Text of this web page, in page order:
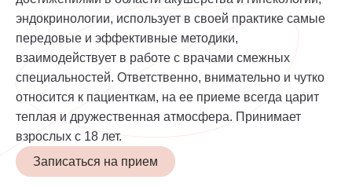
эндокринологии, использует в своей практике самые
передовые и эффективные методики,
взаимодействует в работе с врачами смежных
специальностей. Ответственно, внимательно и чутко
относится к пациенткам, на ее приеме всегда царит
теплая и дружественная атмосфера. Принимает
взрослых с 18 лет.
Записаться на прием